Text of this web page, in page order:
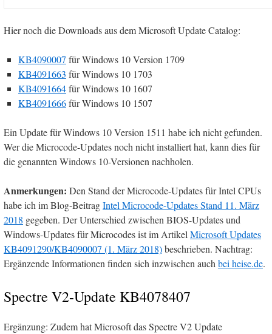
Hier noch die Downloads aus dem Microsoft Update Catalog:
KB4090007 für Windows 10 Version 1709
KB4091663 für Windows 10 1703
KB4091664für Windows 10 1607
KB4091666für Windows 10 1507
Ein Update für Windows 10 Version 1511 habe ich nicht gefunden.
Wer die Microcode-Updates noch nicht installiert hat, kann dies für
die genannten Windows 10-Versionen nachholen.
Anmerkungen: Den Stand der Microcode-Updates für Intel CPUs
habe ich im Blog-BeitragIntel Microcode-Updates Stand 11. März
2018 gegeben. Der Unterschied zwischen BIOS-Updates und
Windows-Updates für Microcodes ist im ArtikelMicrosoft Updates
KB4091290/KB4090007 (1. März 2018)beschrieben. Nachtrag:
Ergänzende Informationen finden sich inzwischen auchbei heise.de.
Spectre V2-Update KB4078407
Ergänzung: Zudem hat Microsoft das Spectre V2 Update